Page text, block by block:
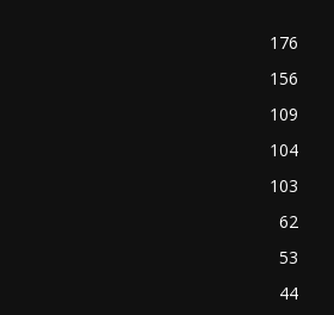
176
156
109
104
103
62
53
44